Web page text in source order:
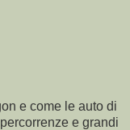
e come le auto di
e grandi